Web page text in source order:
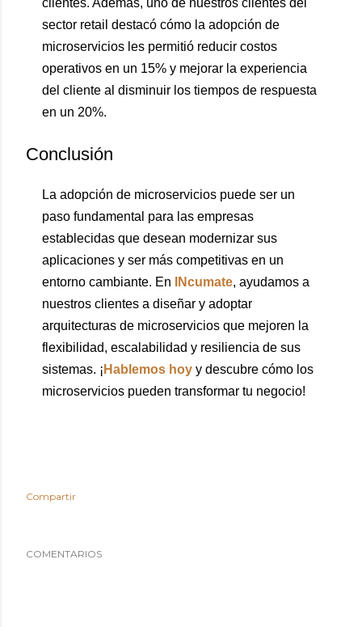
clientes. Además, uno de nuestros clientes del
sector retail destacó cómo la adopción de
microservicios les permitió reducir costos
operativos en un 15% y mejorar la experiencia
del cliente al disminuir los tiempos de respuesta
en un 20%.
Conclusión
La adopción de microservicios puede ser un
paso fundamental para las empresas
establecidas que desean modernizar sus
aplicaciones y ser más competitivas en un
entorno cambiante. En
INcumate, ayudamos a
nuestros clientes a diseñar y adoptar
arquitecturas de microservicios que mejoren la
flexibilidad, escalabilidad y resiliencia de sus
sistemas. ¡ Hablemos hoy y descubre cómo los
microservicios pueden transformar tu negocio!
Compartir
COMENTARIOS